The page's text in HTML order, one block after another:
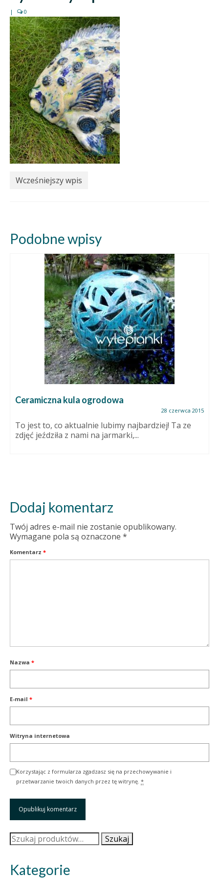
| 0
Wcześniejszy wpis
Podobne wpisy
Ceramiczna kula ogrodowa
28 czerwca 2015
To jest to, co aktualnie lubimy najbardziej! Ta ze
zdjęć jeździła z nami na jarmarki,...
Dodaj komentarz
Twój adres e-mail nie zostanie opublikowany.
Wymagane pola są oznaczone *
Komentarz *
Nazwa *
E-mail *
Witryna internetowa
Korzystając z formularza zgadzasz się na przechowywanie i
przetwarzanie twoich danych przez tę witrynę. *
Szukaj: Szukaj
Kategorie